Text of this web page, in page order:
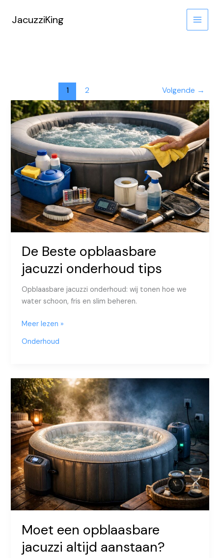
JacuzziKing
De Beste opblaasbare
jacuzzi onderhoud tips
Opblaasbare jacuzzi onderhoud: wij tonen hoe we
water schoon, fris en slim beheren.
De
opblaasbare
tips
Meer lezen »
Onderhoud
Moet een opblaasbare
jacuzzi altijd aanstaan?
1 2 Volgende →